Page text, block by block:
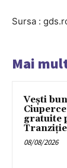
Sursa :
Mai
Vești
gratuite
08/08/2026